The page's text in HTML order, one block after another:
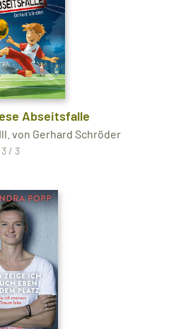
Abseitsfalle
von Gerhard Schröder
3 / 3